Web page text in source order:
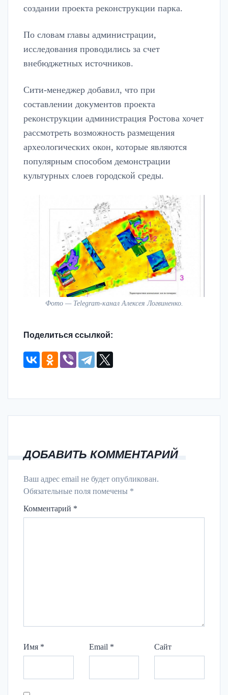
создании проекта реконструкции парка.
По словам главы администрации,
исследования проводились за счет
внебюджетных источников.
Сити-менеджер добавил, что при
составлении документов проекта
реконструкции администрация Ростова хочет
рассмотреть возможность размещения
археологических окон, которые являются
популярным способом демонстрации
культурных слоев городской среды.
Фото — Telegram-канал Алексея Логвиненко.
Поделиться ссылкой:
ДОБАВИТЬ КОММЕНТАРИЙ
Ваш адрес email не будет опубликован.
Обязательные поля помечены *
Комментарий *
Имя * Email * Сайт